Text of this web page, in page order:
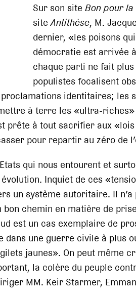
Sur son site Bon pour
siteAntithèse, M.
dernier, «les poisons
démocratie est arrivée
chaque parti ne fait
populistes focalisent
identitaires; les
à terre les «ultra-
prête à tout sacrifier aux
pour repartir au zéro de
qui nous entourent et
Inquiet de ces
un système autoritaire. Il
bon chemin en matière de
est un cas exemplaire de
dans une guerre civile à plus
jaunes». On peut même
la colère du peuple
MM. Keir Starmer,